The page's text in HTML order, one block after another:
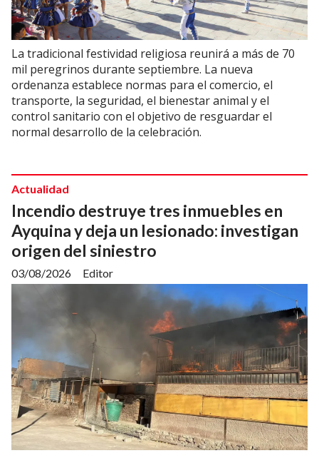
La tradicional festividad religiosa reunirá a más de 70
mil peregrinos durante septiembre. La nueva
ordenanza establece normas para el comercio, el
transporte, la seguridad, el bienestar animal y el
control sanitario con el objetivo de resguardar el
normal desarrollo de la celebración.
Incendio destruye tres inmuebles en
Ayquina y deja un lesionado: investigan
origen del siniestro
Editor
Actualidad
03/08/2026